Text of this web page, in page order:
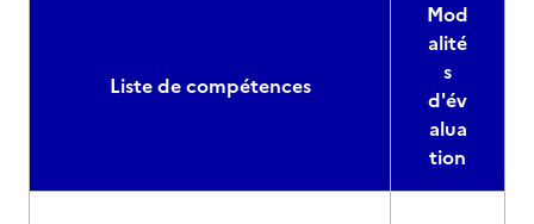
Liste de compétences
Mod
alité
s
d'év
alua
tion